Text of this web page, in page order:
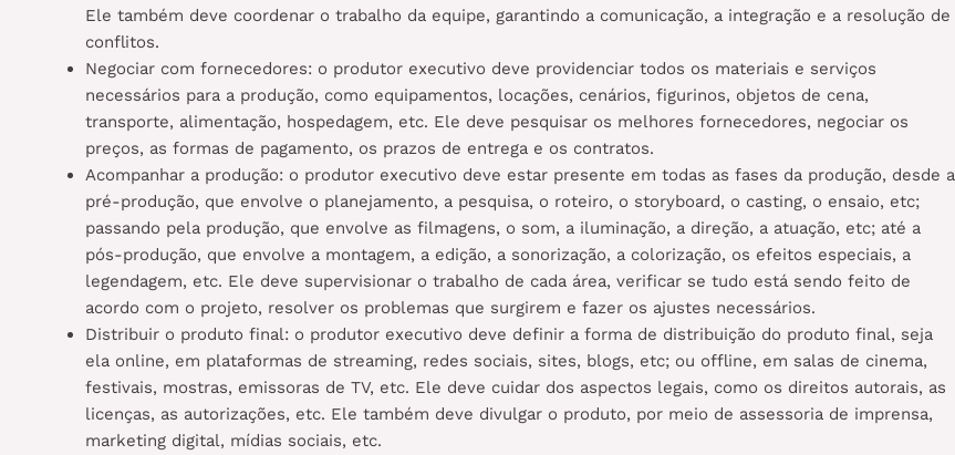
Ele também deve coordenar o trabalho da equipe, garantindo a comunicação, a integração e a resolução de
conflitos.
Negociar com fornecedores: o produtor executivo deve providenciar todos os materiais e serviços
necessários para a produção, como equipamentos, locações, cenários, figurinos, objetos de cena,
transporte, alimentação, hospedagem, etc. Ele deve pesquisar os melhores fornecedores, negociar os
preços, as formas de pagamento, os prazos de entrega e os contratos.
Acompanhar a produção: o produtor executivo deve estar presente em todas as fases da produção, desde a
pré-produção, que envolve o planejamento, a pesquisa, o roteiro, o storyboard, o casting, o ensaio, etc;
passando pela produção, que envolve as filmagens, o som, a iluminação, a direção, a atuação, etc; até a
pós-produção, que envolve a montagem, a edição, a sonorização, a colorização, os efeitos especiais, a
legendagem, etc. Ele deve supervisionar o trabalho de cada área, verificar se tudo está sendo feito de
acordo com o projeto, resolver os problemas que surgirem e fazer os ajustes necessários.
Distribuir o produto final: o produtor executivo deve definir a forma de distribuição do produto final, seja
ela online, em plataformas de streaming, redes sociais, sites, blogs, etc; ou offline, em salas de cinema,
festivais, mostras, emissoras de TV, etc. Ele deve cuidar dos aspectos legais, como os direitos autorais, as
licenças, as autorizações, etc. Ele também deve divulgar o produto, por meio de assessoria de imprensa,
marketing digital, mídias sociais, etc.